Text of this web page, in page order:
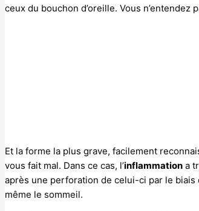
ceux du bouchon d’oreille. Vous
Et la forme la plus grave, facilement
vous fait mal. Dans ce cas, l’inflammation a
après une perforation de celui-ci par le biais
même le sommeil.